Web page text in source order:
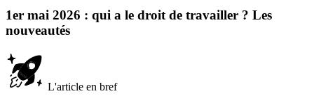
1er mai 2026 : qui a le droit de travailler ? Les
nouveautés
L'article en bref